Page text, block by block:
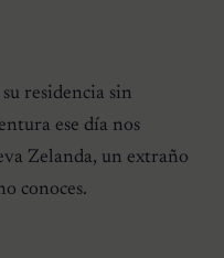
residencia sin
ese día nos
Zelanda, un extraño
conoces.